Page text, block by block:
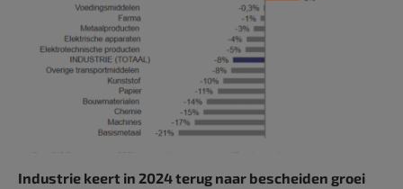
Industrie keert in 2024 terug naar bescheiden groei